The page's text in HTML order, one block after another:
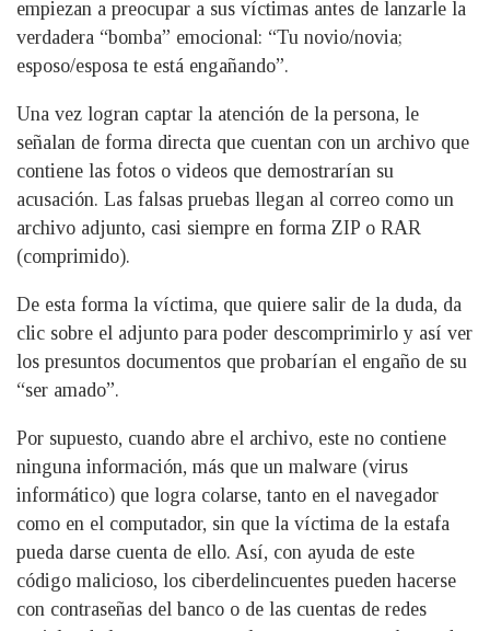
empiezan a preocupar a sus víctimas antes de lanzarle la
verdadera “bomba” emocional: “Tu novio/novia;
esposo/esposa te está engañando”.
Una vez logran captar la atención de la persona, le
señalan de forma directa que cuentan con un archivo que
contiene las fotos o videos que demostrarían su
acusación. Las falsas pruebas llegan al correo como un
archivo adjunto, casi siempre en forma ZIP o RAR
(comprimido).
De esta forma la víctima, que quiere salir de la duda, da
clic sobre el adjunto para poder descomprimirlo y así ver
los presuntos documentos que probarían el engaño de su
“ser amado”.
Por supuesto, cuando abre el archivo, este no contiene
ninguna información, más que un malware (virus
informático) que logra colarse, tanto en el navegador
como en el computador, sin que la víctima de la estafa
pueda darse cuenta de ello. Así, con ayuda de este
código malicioso, los ciberdelincuentes pueden hacerse
con contraseñas del banco o de las cuentas de redes